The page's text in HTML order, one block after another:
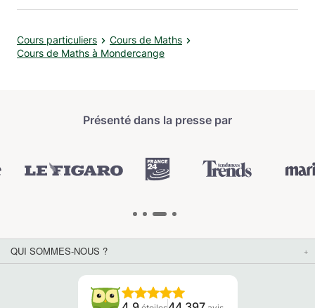
Cours particuliers
Cours de Maths
Cours de Maths à Mondercange
Présenté dans la presse par
QUI SOMMES-NOUS ?